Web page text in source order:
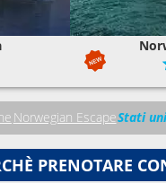
Norwegian EscapeStati
PRENOTARE